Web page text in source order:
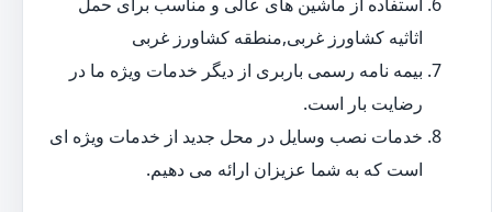
اثاثیه کشاورز غربی,منطقه کشاورز غربی
بیمه نامه رسمی باربری از دیگر خدمات ویژه ما در
رضایت بار است.
خدمات نصب وسایل در محل جدید از خدمات ویژه ای
است که به شما عزیزان ارائه می دهیم.